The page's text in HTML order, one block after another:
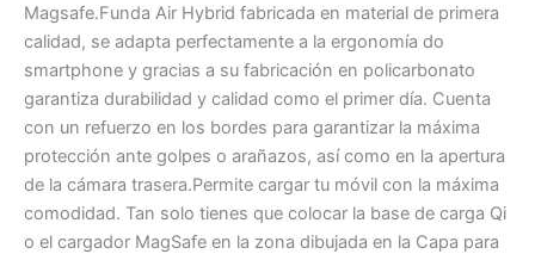
Magsafe.Funda Air Hybrid fabricada en material de primera
calidad, se adapta perfectamente a la ergonomía do
smartphone y gracias a su fabricación en policarbonato
garantiza durabilidad y calidad como el primer día. Cuenta
con un refuerzo en los bordes para garantizar la máxima
protección ante golpes o arañazos, así como en la apertura
de la cámara trasera.Permite cargar tu móvil con la máxima
comodidad. Tan solo tienes que colocar la base de carga Qi
o el cargador MagSafe en la zona dibujada en la Capa para